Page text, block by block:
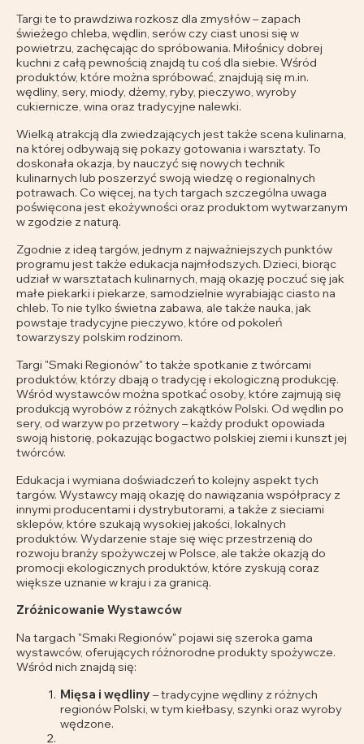
Targi te to prawdziwa rozkosz dla zmysłów – zapach
świeżego chleba, wędlin, serów czy ciast unosi się w
powietrzu, zachęcając do spróbowania. Miłośnicy dobrej
kuchni z całą pewnością znajdą tu coś dla siebie. Wśród
produktów, które można spróbować, znajdują się m.in.
wędliny, sery, miody, dżemy, ryby, pieczywo, wyroby
cukiernicze, wina oraz tradycyjne nalewki.
Wielką atrakcją dla zwiedzających jest także scena kulinarna,
na której odbywają się pokazy gotowania i warsztaty. To
doskonała okazja, by nauczyć się nowych technik
kulinarnych lub poszerzyć swoją wiedzę o regionalnych
potrawach. Co więcej, na tych targach szczególna uwaga
poświęcona jest ekożywności oraz produktom wytwarzanym
w zgodzie z naturą.
Zgodnie z ideą targów, jednym z najważniejszych punktów
programu jest także edukacja najmłodszych. Dzieci, biorąc
udział w warsztatach kulinarnych, mają okazję poczuć się jak
małe piekarki i piekarze, samodzielnie wyrabiając ciasto na
chleb. To nie tylko świetna zabawa, ale także nauka, jak
powstaje tradycyjne pieczywo, które od pokoleń
towarzyszy polskim rodzinom.
Targi "Smaki Regionów" to także spotkanie z twórcami
produktów, którzy dbają o tradycję i ekologiczną produkcję.
Wśród wystawców można spotkać osoby, które zajmują się
produkcją wyrobów z różnych zakątków Polski. Od wędlin po
sery, od warzyw po przetwory – każdy produkt opowiada
swoją historię, pokazując bogactwo polskiej ziemi i kunszt jej
twórców.
Edukacja i wymiana doświadczeń to kolejny aspekt tych
targów. Wystawcy mają okazję do nawiązania współpracy z
innymi producentami i dystrybutorami, a także z sieciami
sklepów, które szukają wysokiej jakości, lokalnych
produktów. Wydarzenie staje się więc przestrzenią do
rozwoju branży spożywczej w Polsce, ale także okazją do
promocji ekologicznych produktów, które zyskują coraz
większe uznanie w kraju i za granicą.
Zróżnicowanie Wystawców
Na targach "Smaki Regionów" pojawi się szeroka gama
wystawców, oferujących różnorodne produkty spożywcze.
Wśród nich znajdą się:
Mięsa i wędliny – tradycyjne wędliny z różnych
regionów Polski, w tym kiełbasy, szynki oraz wyroby
wędzone.